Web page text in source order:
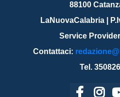
88100
LaNuovaCalabria |
Service
Contattaci:
Tel.